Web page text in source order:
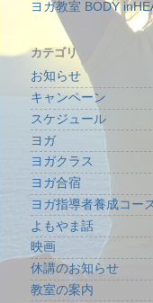
ヨガ教室 BODY
カテゴリ
お知らせ
キャンペーン
スケジュール
ヨガ
ヨガクラス
ヨガ合宿
ヨガ指導者養成コー
よもやま話
映画
休講のお知らせ
教室の案内